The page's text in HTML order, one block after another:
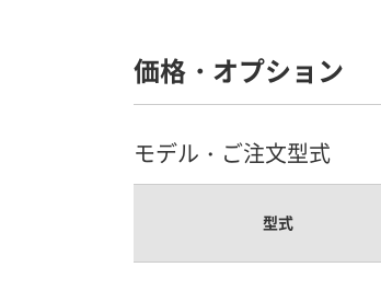
価格・オプション
モデル・ご注文型式
型式